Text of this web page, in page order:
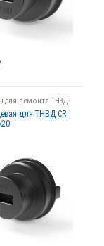
для ремонта ТНВД
для ТНВД CR